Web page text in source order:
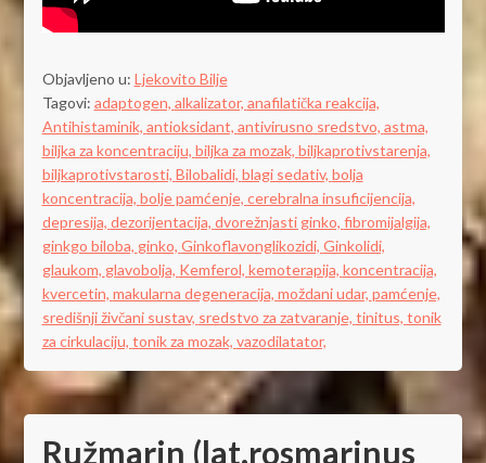
Objavljeno u: Ljekovito Bilje
Tagovi: adaptogen, alkalizator, anafilatička reakcija,
Antihistaminik, antioksidant, antivirusno sredstvo, astma,
biljka za koncentraciju, biljka za mozak, biljkaprotivstarenja,
biljkaprotivstarosti, Bilobalidi, blagi sedativ, bolja
koncentracija, bolje pamćenje, cerebralna insuficijencija,
depresija, dezorijentacija, dvorežnjasti ginko, fibromijalgija,
ginkgo biloba, ginko, Ginkoflavonglikozidi, Ginkolidi,
glaukom, glavobolja, Kemferol, kemoterapija, koncentracija,
kvercetin, makularna degeneracija, moždani udar, pamćenje,
središnji živčani sustav, sredstvo za zatvaranje, tinitus, tonik
za cirkulaciju, tonik za mozak, vazodilatator,
Ružmarin (lat.rosmarinus